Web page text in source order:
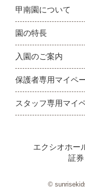
甲南園について
園の特長
入園のご案内
保護者専用マイペ
スタッフ専用マイ
エクシオホー
証
©